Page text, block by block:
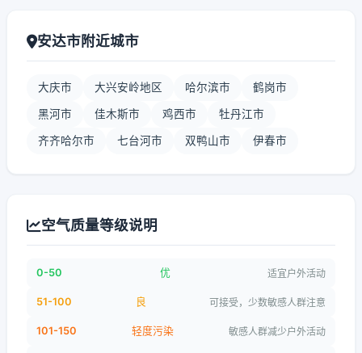
安达市附近城市
大庆市 大兴安岭地区 哈尔滨市 鹤岗市
黑河市 佳木斯市 鸡西市 牡丹江市
齐齐哈尔市 七台河市 双鸭山市 伊春市
空气质量等级说明
0-50 优 适宜户外活动
51-100 良 可接受，少数敏感人群注意
101-150 轻度污染 敏感人群减少户外活动